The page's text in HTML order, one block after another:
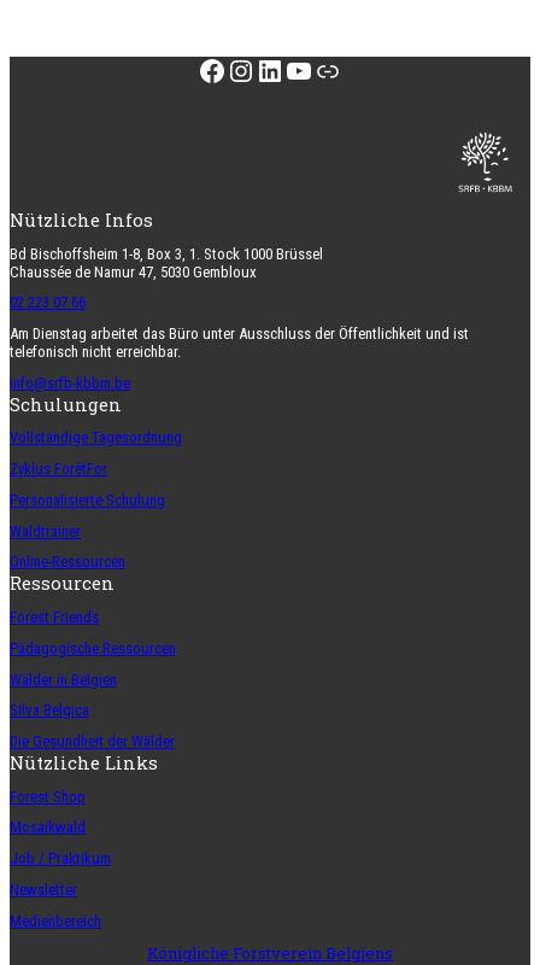
Facebook
Instagram
LinkedIn
YouTube
Link
Nützliche Infos
Bd Bischoffsheim 1-8, Box 3, 1. Stock 1000 Brüssel
Chaussée de Namur 47, 5030 Gembloux
02 223 07 66
Am Dienstag arbeitet das Büro unter Ausschluss der Öffentlichkeit und ist
telefonisch nicht erreichbar.
info@srfb-kbbm.be
Schulungen
Vollständige Tagesordnung
Zyklus ForêtFor
Personalisierte Schulung
Waldtrainer
Online-Ressourcen
Ressourcen
Forest Friends
Pädagogische Ressourcen
Wälder in Belgien
Silva Belgica
Die Gesundheit der Wälder
Nützliche Links
Forest Shop
Mosaikwald
Job / Praktikum
Newsletter
Medienbereich
Königliche Forstverein Belgiens